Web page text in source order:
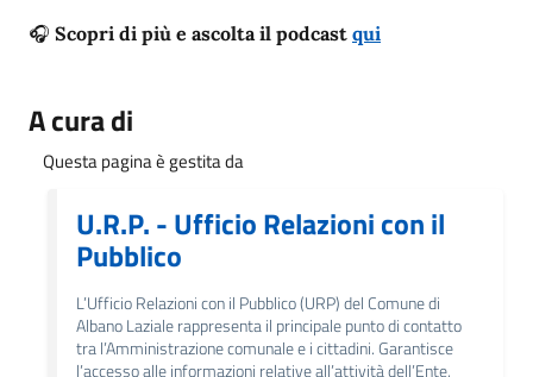
🎧 Scopri di più e ascolta il podcast qui
A cura di
Questa pagina è gestita da
U.R.P. - Ufficio Relazioni con il
Pubblico
L’Ufficio Relazioni con il Pubblico (URP) del Comune di
Albano Laziale rappresenta il principale punto di contatto
tra l’Amministrazione comunale e i cittadini. Garantisce
l’accesso alle informazioni relative all’attività dell’Ente,